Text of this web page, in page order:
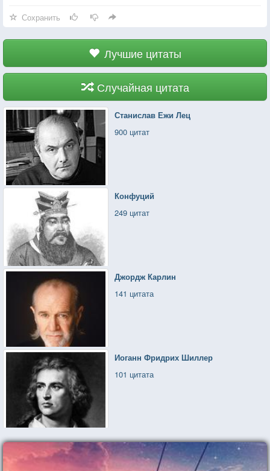
Сохранить
Лучшие цитаты
Случайная цитата
Станислав Ежи Лец
900 цитат
Конфуций
249 цитат
Джордж Карлин
141 цитата
Иоганн Фридрих Шиллер
101 цитата